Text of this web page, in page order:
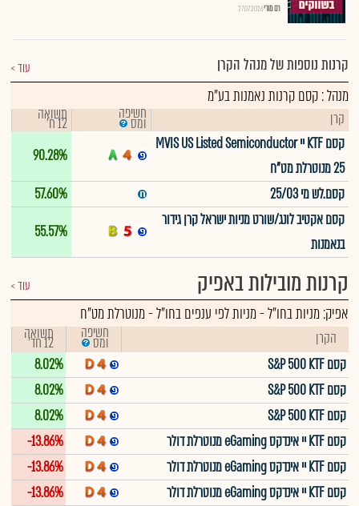
27.07.2026רם מורי
קרנות נוספות של מנהל הקרן עוד
מנהל : קסם קרנות נאמנות בע"מ
קרן חשיפה
ומס תשואה
12 ח'
קסם KTF יי MVIS US Listed Semiconductor
25 מנוטרלת מט"ח
90.28%
קסם.לש מי 25/03
57.60%
קסם אקטיב לונג/שורט מניות ישראל קרן גידור
בנאמנות
55.57%
קרנות מובילות באפיק עוד
אפיק:מניות בחו"ל-מניות לפי ענפים בחו"ל - מנוטרלת מט"ח
הקרן חשיפה
ומס תשואה
12 חד'
קסם S&P 500 KTF
8.02%
קסם S&P 500 KTF
8.02%
קסם S&P 500 KTF
8.02%
קסם KTF יי אינדקס eGaming מנוטרלת דולר
-13.86%
קסם KTF יי אינדקס eGaming מנוטרלת דולר
-13.86%
קסם KTF יי אינדקס eGaming מנוטרלת דולר
-13.86%